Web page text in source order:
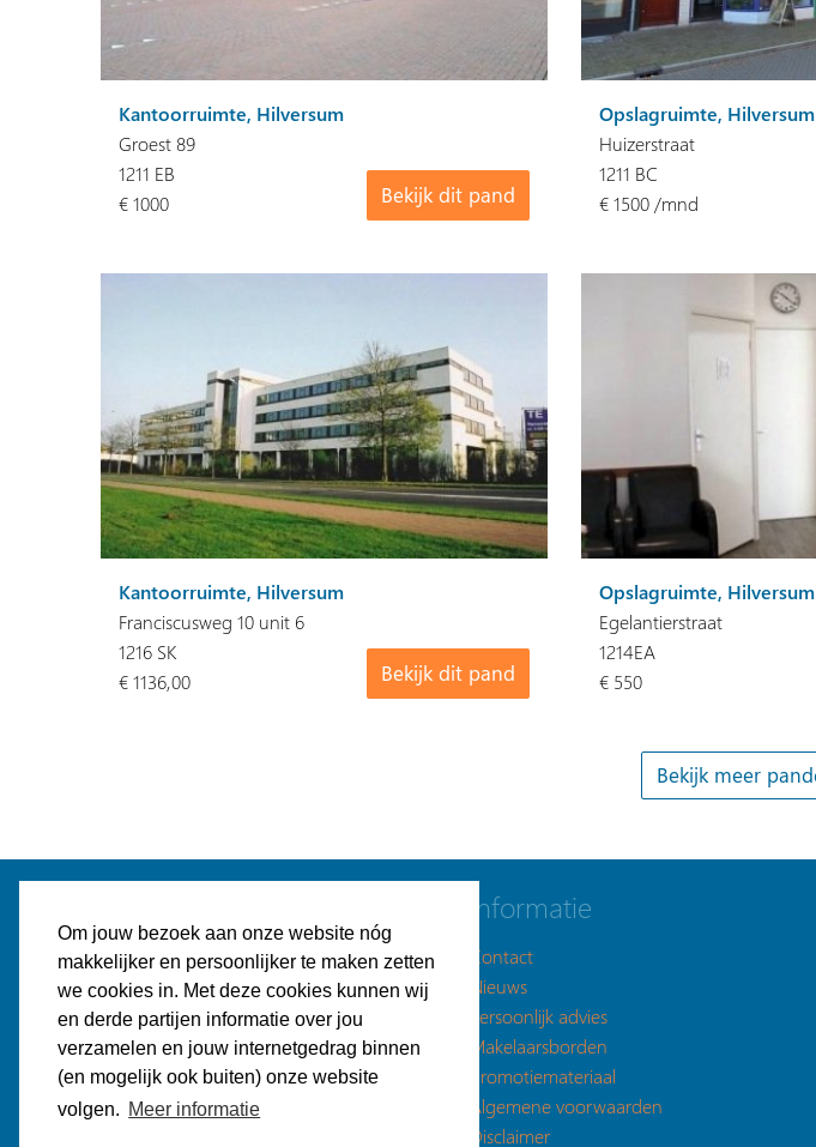
Om jouw bezoek aan onze website nóg
makkelijker en persoonlijker te maken zetten
we cookies in. Met deze cookies kunnen wij
en derde partijen informatie over jou
verzamelen en jouw internetgedrag binnen
(en mogelijk ook buiten) onze website
volgen. Meer informatie
Kantoorruimte, Hilversum
Groest 89
Bekijk dit pand
1211 EB
€ 1000
Opslagruimte, Hilversum
Huizerstraat
1211 BC
€ 1500 /mnd
Kantoorruimte, Hilversum
Franciscusweg 10 unit 6
Bekijk dit pand
1216 SK
€ 1136,00
Opslagruimte, Hilversum
Egelantierstraat
1214EA
€ 550
Gratis bedrijfspand plaatsen
Bedrijfspanden aanbod
Plaatsingsmogelijkheden
Gratis zoekopdracht plaatsen
Bedrijfsruimte gezocht
Makelaars
Informatie
Contact
Nieuws
Persoonlijk advies
Makelaarsborden
Promotiemateriaal
Algemene voorwaarden
Disclaimer